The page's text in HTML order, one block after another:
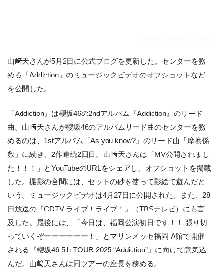
山﨑天さんが5月2日に公式ブログを更新した。センターを務
める「Addiction」のミュージックビデオのオフショットなど
を公開した。
「Addiction」は櫻坂46の2ndアルバム『Addiction』のリード
曲。山﨑天さんが櫻坂46のアルバムリード曲のセンターを務
めるのは、1stアルバム『As you know?』のリード曲「摩擦係
数」に続き、2作連続2回目。山﨑天さんは「MV公開されまし
た！！！」とYouTubeのURLをシェアし、オフショットを掲載
した。撮影の合間には、セットの砂を使って影絵で遊んだと
いう。ミュージックビデオは4月27日に公開された。また、28
日放送の『CDTV ライブ！ライブ！』（TBSテレビ）にも言
及した。最後には、「今日は、福岡公演初日です！！ 張り切
っていくぞーーーーーー！」とマリンメッセ福岡 A館で開催
される『櫻坂46 5th TOUR 2025 “Addiction”』に向けて意気込
んだ。山﨑天さんは同ツアーの座長を務める。